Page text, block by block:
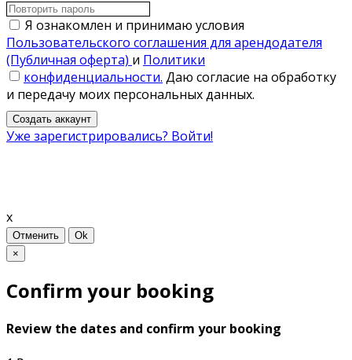
Я ознакомлен и принимаю условия
Пользовательского соглашения для арендодателя
(Публичная оферта) и Политики
конфиденциальности. Даю согласие на обработку
и передачу моих персональных данных.
Создать аккаунт
Уже зарегистрировались? Войти!
x
Отменить
Ok
×
Confirm your booking
Review the dates and confirm your booking